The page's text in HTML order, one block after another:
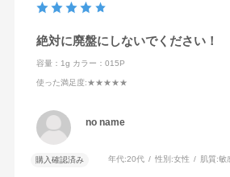
絶対に廃盤にしないでください！
容量：1g カラー：015P
使った満足度:★★★★★
no name
購入確認済み 年代:20代 性別:女性 肌質:敏